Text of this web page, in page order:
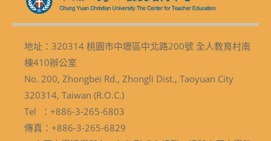
地址：320314 桃園市中壢區中北路200號 全人教育村南
棟410辦公室
No. 200, Zhongbei Rd., Zhongli Dist., Taoyuan City
320314, Taiwan (R.O.C.)
Tel ：+886-3-265-6803
傳真：+886-3-265-6829